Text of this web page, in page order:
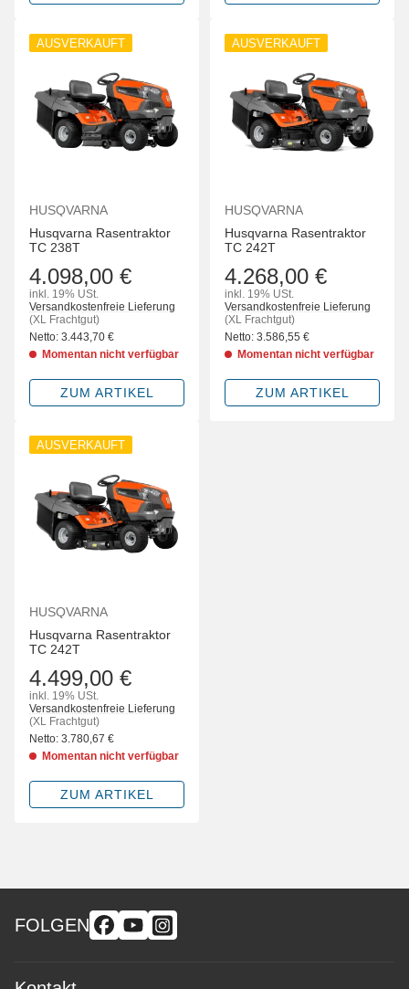
AUSVERKAUFT
HUSQVARNA
Husqvarna Rasentraktor
TC 238T
4.098,00 €
inkl. 19% USt.
Versandkostenfreie Lieferung
(XL Frachtgut)
Netto: 3.443,70 €
Momentan nicht verfügbar
ZUM ARTIKEL
AUSVERKAUFT
HUSQVARNA
Husqvarna Rasentraktor
TC 242T
4.268,00 €
inkl. 19% USt.
Versandkostenfreie Lieferung
(XL Frachtgut)
Netto: 3.586,55 €
Momentan nicht verfügbar
ZUM ARTIKEL
AUSVERKAUFT
HUSQVARNA
Husqvarna Rasentraktor
TC 242T
4.499,00 €
inkl. 19% USt.
Versandkostenfreie Lieferung
(XL Frachtgut)
Netto: 3.780,67 €
Momentan nicht verfügbar
ZUM ARTIKEL
FOLGEN